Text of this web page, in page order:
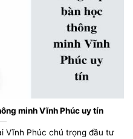
minh Vĩnh Phúc uy tín
Vĩnh Phúc chú trọng đầu tư